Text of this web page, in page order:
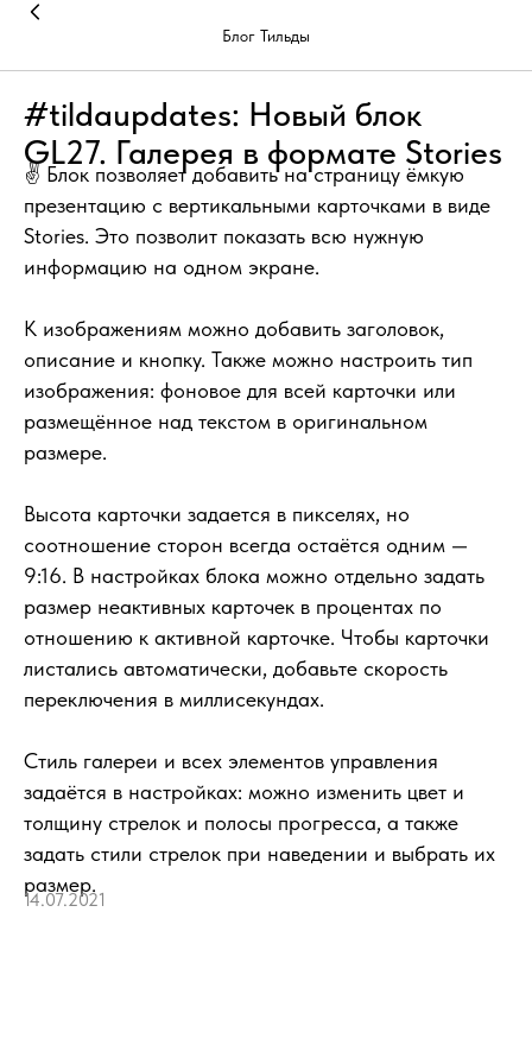
Блог Тильды
#tildaupdates: Новый блок
GL27. Галерея в формате Stories
✌️ Блок позволяет добавить на страницу ёмкую
презентацию с вертикальными карточками в виде
Stories. Это позволит показать всю нужную
информацию на одном экране.
К изображениям можно добавить заголовок,
описание и кнопку. Также можно настроить тип
изображения: фоновое для всей карточки или
размещённое над текстом в оригинальном
размере.
Высота карточки задается в пикселях, но
соотношение сторон всегда остаётся одним —
9:16. В настройках блока можно отдельно задать
размер неактивных карточек в процентах по
отношению к активной карточке. Чтобы карточки
листались автоматически, добавьте скорость
переключения в миллисекундах.
Стиль галереи и всех элементов управления
задаётся в настройках: можно изменить цвет и
толщину стрелок и полосы прогресса, а также
задать стили стрелок при наведении и выбрать их
размер.
14.07.2021